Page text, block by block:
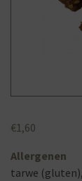
€1,60
Allergenen
tarwe